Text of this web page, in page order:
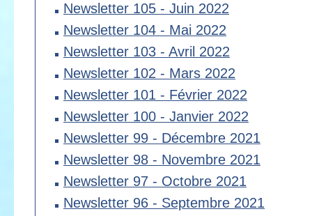
Newsletter 105 - Juin 2022
Newsletter 104 - Mai 2022
Newsletter 103 - Avril 2022
Newsletter 102 - Mars 2022
Newsletter 101 - Février 2022
Newsletter 100 - Janvier 2022
Newsletter 99 - Décembre 2021
Newsletter 98 - Novembre 2021
Newsletter 97 - Octobre 2021
Newsletter 96 - Septembre 2021